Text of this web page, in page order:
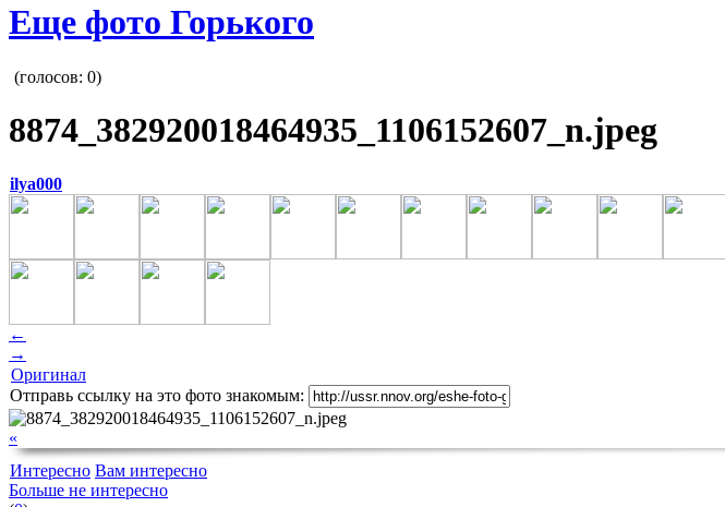
Еще фото Горького
(голосов: 0)
8874_382920018464935_1106152607_n.jpeg
ilya000
←
→
Оригинал
Отправь ссылку на это фото знакомым:
«
Интересно Вам интересно
Больше не интересно